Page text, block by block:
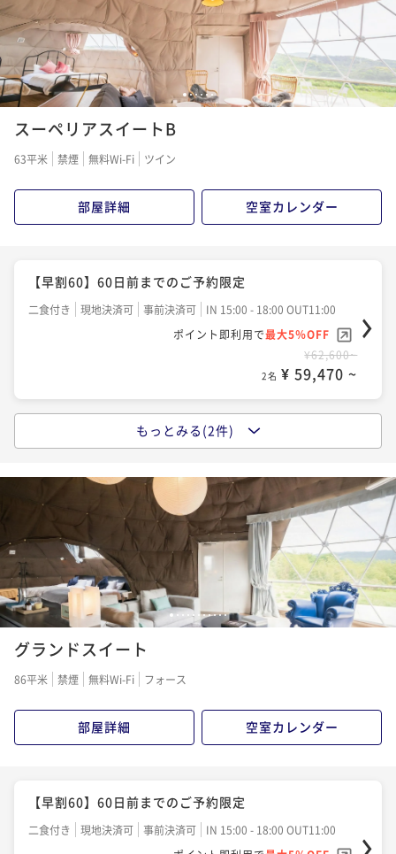
2名 ¥ 59,470 ~
【スタンダード】オールインクルーシブステイを楽し
む贅沢グランピング
二食付き 現地決済可 事前決済可
2名 ¥ 62,510 ~
123456
スーペリアスイートB
63平米 禁煙 無料Wi-Fi ツイン
部屋詳細 空室カレンダー
【早割60】60日前までのご予約限定
二食付き 現地決済可 事前決済可
IN 15:00 - 18:00 OUT11:00
ポイント即利用で最大5％OFF
¥62,600~
2名 ¥ 59,470 ~
【早割30】30日前までのご予約限定
ポイント即利用で
最大5％OFF
¥64,600~
2名 ¥ 61,370 ~
【スタンダード】オールインクルーシブステイを楽し
む贅沢グランピング
二食付き 現地決済可
2名 ¥ 64,600 ~
もっとみる(2件)
123 4 5 67891011
グランドスイート
86平米 禁煙 無料Wi-Fi フォース
部屋詳細 空室カレンダー
【早割60】60日前までのご予約限定
二食付き 現地決済可 事前決済可
IN 15:00 - 18:00 OUT11:00